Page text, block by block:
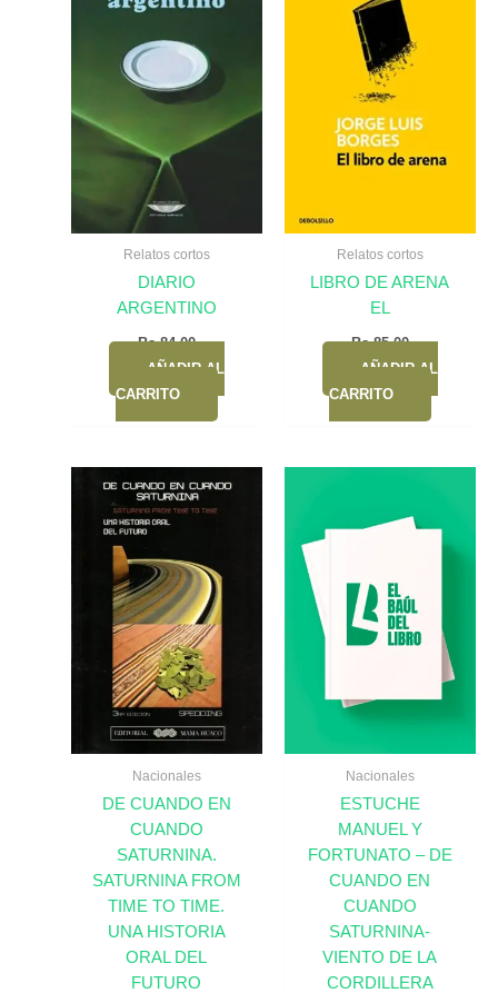
Relatos cortos
DIARIO
ARGENTINO
Bs.84,00
AÑADIR AL
CARRITO
Relatos cortos
LIBRO DE ARENA
EL
Bs.85,00
AÑADIR AL
CARRITO
Nacionales
DE CUANDO EN
CUANDO
SATURNINA.
SATURNINA FROM
TIME TO TIME.
UNA HISTORIA
ORAL DEL
FUTURO
Nacionales
ESTUCHE
MANUEL Y
FORTUNATO – DE
CUANDO EN
CUANDO
SATURNINA-
VIENTO DE LA
CORDILLERA